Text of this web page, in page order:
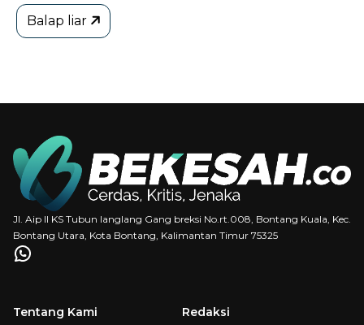
Balap liar
Jl. Aip II KS Tubun langlang Gang breksi No.rt.008, Bontang Kuala, Kec.
Bontang Utara, Kota Bontang, Kalimantan Timur 75325
Tentang Kami Redaksi